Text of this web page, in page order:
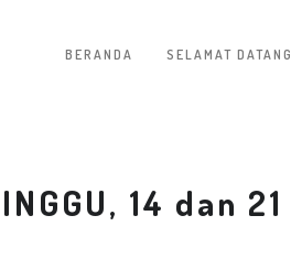
BERANDA SELAMAT DATANG
14 dan 21